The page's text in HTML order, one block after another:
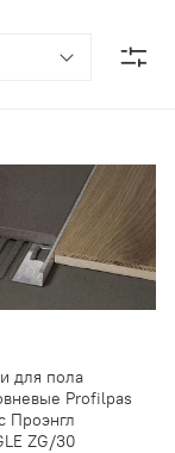
для пола
Profilpas
Проэнгл
ZG/30